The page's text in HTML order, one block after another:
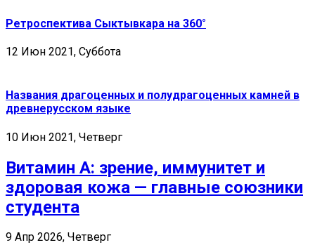
Ретроспектива Сыктывкара на 360°
12 Июн 2021, Суббота
Названия драгоценных и полудрагоценных камней в
древнерусском языке
10 Июн 2021, Четверг
Витамин А: зрение, иммунитет и
здоровая кожа — главные союзники
студента
9 Апр 2026, Четверг